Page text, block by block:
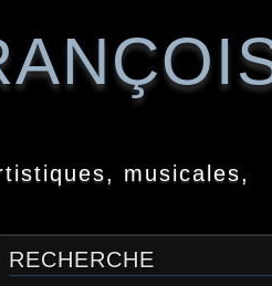
musicales,
RECHERCHE